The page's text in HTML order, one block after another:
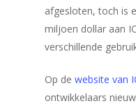
afgesloten, toch is
miljoen dollar aan
verschillende
Op de website van
ontwikkelaars